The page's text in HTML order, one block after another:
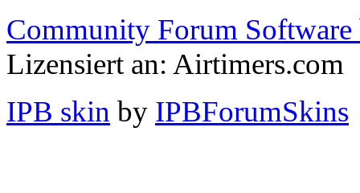
Community Forum Software
Lizensiert an: Airtimers.com
IPB skin by IPBForumSkins